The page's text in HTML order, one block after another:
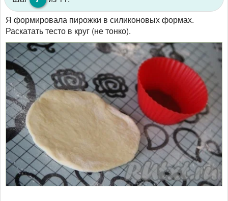
Я формировала пирожки в силиконовых формах.
Раскатать тесто в круг (не тонко).